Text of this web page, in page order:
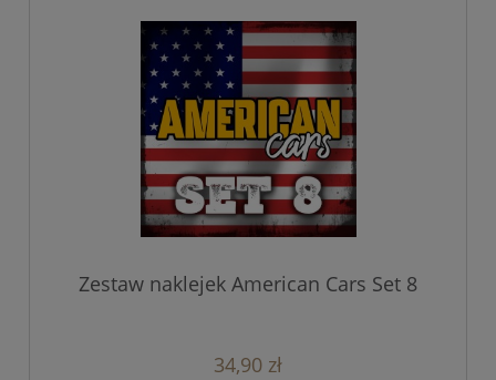
Zestaw naklejek American Cars Set 8
34,90 zł